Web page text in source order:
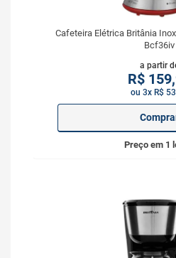
Cafeteira Elétrica Britânia
Bcf36iv
a partir
R$
ou 3x R$
Preço em 1